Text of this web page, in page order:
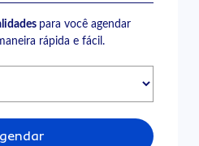
para você agendar
rápida e fácil.